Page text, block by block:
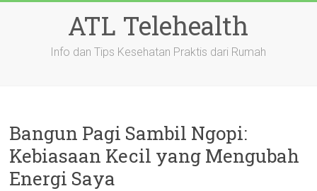
ATL Telehealth
Info dan Tips Kesehatan Praktis dari Rumah
Bangun Pagi Sambil Ngopi:
Kebiasaan Kecil yang Mengubah
Energi Saya